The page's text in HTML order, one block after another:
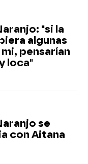
"si la
algunas
pensarían
loca"
se
con Aitana